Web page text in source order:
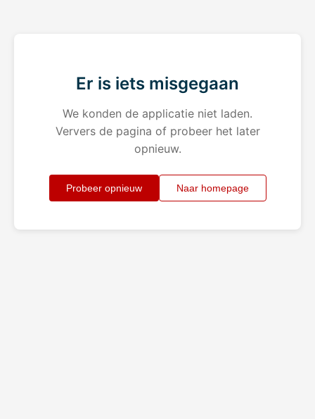
Er is iets misgegaan
We konden de applicatie niet laden.
Ververs de pagina of probeer het later
opnieuw.
Probeer opnieuw Naar homepage